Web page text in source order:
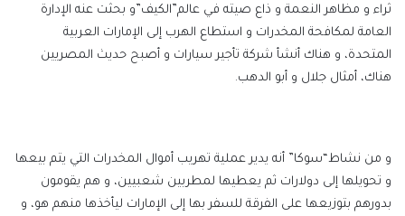
ثراء و مظاهر النعمة و ذاع صيته في عالم”الكيف”و بحثت عنه الإدارة
العامة لمكافحة المخدرات و استطاع الهرب إلى الإمارات العربية
المتحدة، و هناك أنشأ شركة تأجير سيارات و أصبح حديث المصريين
هناك، أمثال جلال و أبو الدهب.
و من نشاط“سوكا” أنه يدير عملية تهريب أموال المخدرات التي يتم بيعها
و تحويلها إلى دولارات ثم يعطيها لمطربين شعبيين، و هم يقومون
بدورهم بتوزيعها على الفرقة للسفر بها إلى الإمارات ليأخذها منهم هو، و